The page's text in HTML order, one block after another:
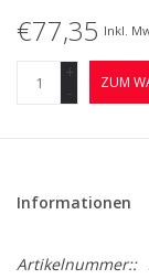
€77,35 Inkl.
+
-
ZUM
Informationen
Artikelnummer::